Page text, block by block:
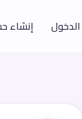
إنشاء